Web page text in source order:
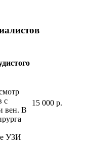
с
вен. В
УЗИ
15 000 р.